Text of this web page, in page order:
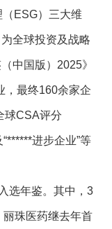
ESG）三大维
全球投资及战略
中国版）2025》
，最终160余家企
球CSA评分
“******进步企业”等
选年鉴。其中，3
丽珠医药继去年首